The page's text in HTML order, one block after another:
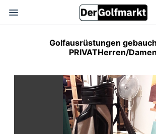
Golfausrüstungen
PRIVATHerren/Damen